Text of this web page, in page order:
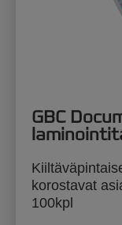
GBC
korostavat
100kpl